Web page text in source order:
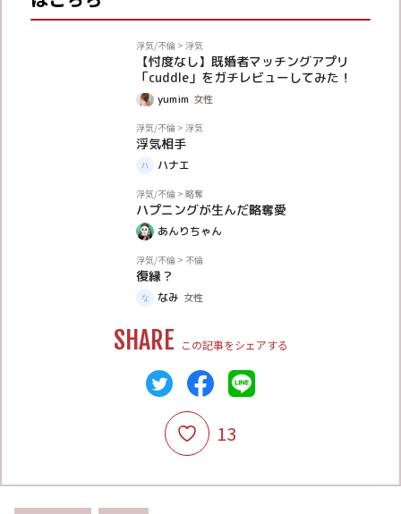
浮気/不倫 > 浮気
【忖度なし】既婚者マッチングアプリ
「cuddle」をガチレビューしてみた！
yumim 女性
浮気/不倫 > 浮気
浮気相手
ハナエ
浮気/不倫 > 略奪
ハプニングが生んだ略奪愛
あんりちゃん
浮気/不倫 > 不倫
復縁？
なみ 女性
SHARE この記事をシェアする
13